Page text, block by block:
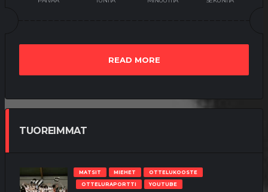
READ MORE
TUOREIMMAT
MATSIT MIEHET
OTTELUKOOSTE
OTTELURAPORTTI
YOUTUBE